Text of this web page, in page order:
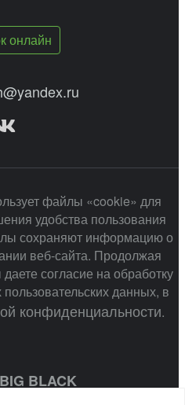
онлайн
файлы «cookie» для
удобства пользования
сохраняют информацию о
веб-сайта. Продолжая
согласие на обработку
данных, в
конфиденциальности.
BIG BLACK